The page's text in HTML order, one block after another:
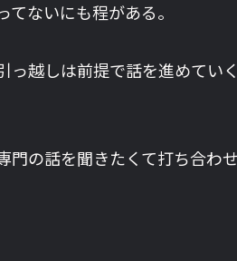
てないにも程がある。
っ越しは前提で話を進めてい
門の話を聞きたくて打ち合わ